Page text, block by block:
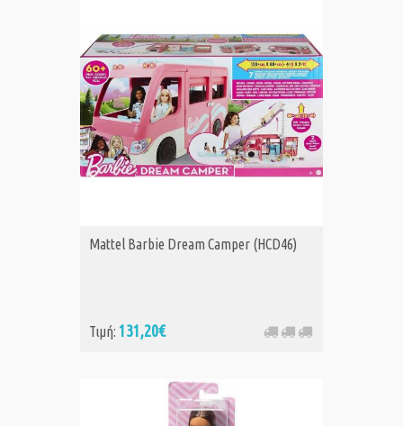
Mattel Barbie Dream Camper (HCD46)
Τιμή: 131,20€